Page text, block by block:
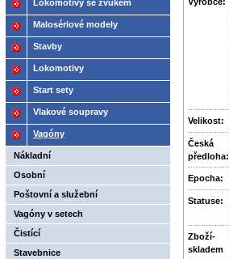
Výrobce:
Velikost:
Česká
předloha:
Epocha:
Statuse:
Zboží­
skladem
Lokomotivy se zvukem
Malosériové modely
Stavby
Lokomotivy
Start sety
Vlakové soupravy
Vagóny
Nákladní
Osobní
Poštovní a služební
Vagóny v setech
Čistící
Stavebnice